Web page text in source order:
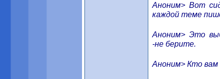
Аноним> Вот
каждой теме
Аноним> Это
-не берите.
Аноним> Кто вам